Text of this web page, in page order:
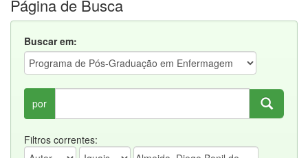
Página de Busca
Buscar em:
por
Filtros correntes: